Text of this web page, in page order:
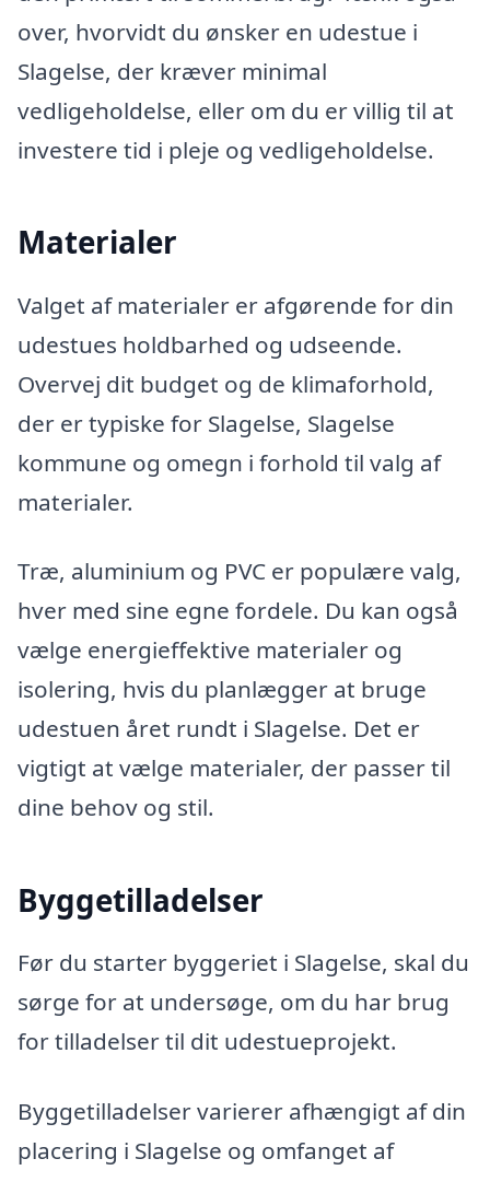
over, hvorvidt du ønsker en udestue i
Slagelse, der kræver minimal
vedligeholdelse, eller om du er villig til at
investere tid i pleje og vedligeholdelse.
Materialer
Valget af materialer er afgørende for din
udestues holdbarhed og udseende.
Overvej dit budget og de klimaforhold,
der er typiske for Slagelse, Slagelse
kommune og omegn i forhold til valg af
materialer.
Træ, aluminium og PVC er populære valg,
hver med sine egne fordele. Du kan også
vælge energieffektive materialer og
isolering, hvis du planlægger at bruge
udestuen året rundt i Slagelse. Det er
vigtigt at vælge materialer, der passer til
dine behov og stil.
Byggetilladelser
Før du starter byggeriet i Slagelse, skal du
sørge for at undersøge, om du har brug
for tilladelser til dit udestueprojekt.
Byggetilladelser varierer afhængigt af din
placering i Slagelse og omfanget af